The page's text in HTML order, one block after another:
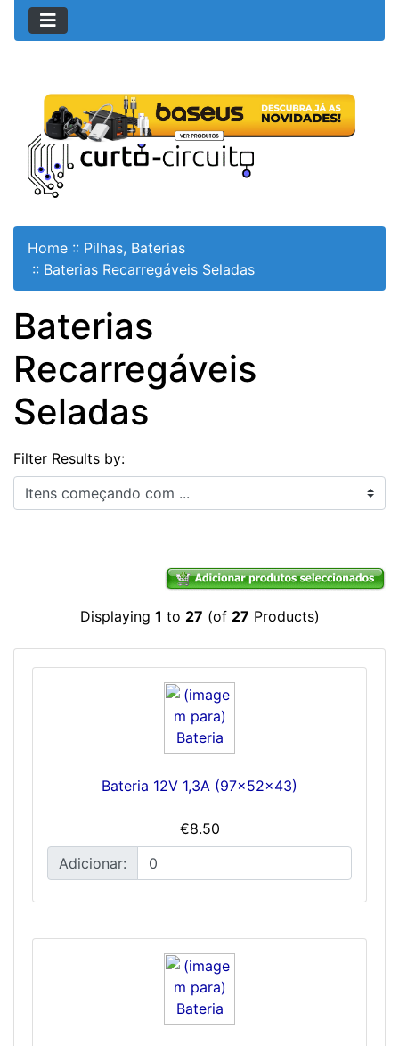
Home :: Pilhas, Baterias
:: Baterias Recarregáveis Seladas
Baterias
Recarregáveis
Seladas
Filter Results by:
Itens começando com ...
Displaying 1 to 27 (of 27 Products)
Bateria 12V 1,3A (97x52x43)
€8.50
Adicionar: